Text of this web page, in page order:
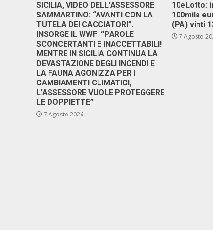
SICILIA, VIDEO DELL’ASSESSORE
SAMMARTINO: “AVANTI CON LA
TUTELA DEI CACCIATORI”.
INSORGE IL WWF: “PAROLE
SCONCERTANTI E INACCETTABILI!
MENTRE IN SICILIA CONTINUA LA
DEVASTAZIONE DEGLI INCENDI E
LA FAUNA AGONIZZA PER I
CAMBIAMENTI CLIMATICI,
L’ASSESSORE VUOLE PROTEGGERE
LE DOPPIETTE”
7 Agosto 2026
10eLotto:
100mila
(PA) vinti
7 Agosto